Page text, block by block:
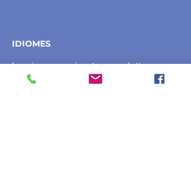
IDIOMES
Inscrivez-vous à notre newsletter
Email